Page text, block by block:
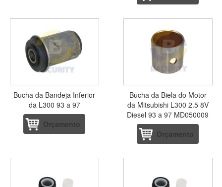
Bucha da Bandeja Inferior
da L300 93 a 97
Orçamento
Bucha da Biela do Motor
da Mitsubishi L300 2.5 8V
Diesel 93 a 97 MD050009
Orçamento